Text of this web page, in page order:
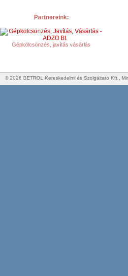
Partnereink:
Gépkölcsönzés, javítás vásárlás
© 2026 BETROL Kereskedelmi és Szolgáltató Kft.,